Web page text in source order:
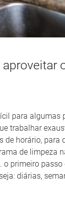
para algumas
trabalhar
horário, para
de limpeza
o primeiro
diárias,